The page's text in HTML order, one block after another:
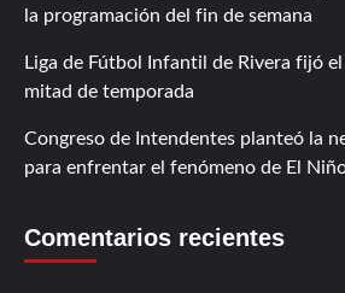
la programación del fin de semana
Liga de Fútbol Infantil de Rivera fijó
mitad de temporada
Congreso de Intendentes planteó la
para enfrentar el fenómeno de El
Comentarios recientes